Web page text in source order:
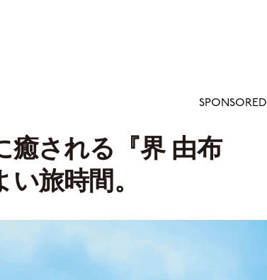
SPONSORED
癒される『界 由布
旅時間。